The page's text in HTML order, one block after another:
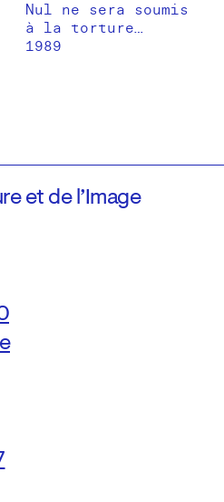
Nul ne sera soumis
à la torture…
1989
et de l’Image